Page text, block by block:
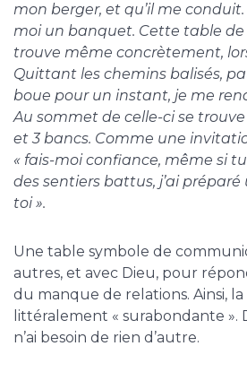
mon berger, et qu’il me
moi un banquet. Cette table
trouve même concrètement,
Quittant les chemins balisés,
boue pour un instant, je me
Au sommet de celle-ci se
et 3 bancs. Comme une
« fais-moi confiance, même si
des sentiers battus, j’ai
toi ».
Une table symbole de
autres, et avec Dieu, pour
du manque de relations. Ainsi,
littéralement « surabondante ».
n’ai besoin de rien d’autre.